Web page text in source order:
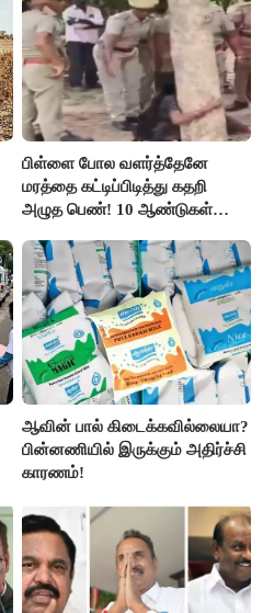
பிள்ளை போல வளர்த்தேனே
மரத்தை கட்டிப்பிடித்து கதறி
அழுத பெண்! 10 ஆண்டுகள்
வெட்டி சாய்ப்பு..!
ஆவின் பால் கிடைக்கவில்லையா?
பின்னணியில் இருக்கும் அதிர்ச்சி
காரணம்!